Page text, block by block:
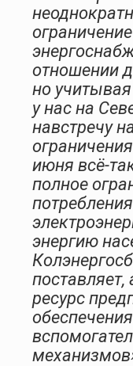
отношении
но
у нас на
навстречу
июня всё-
полное
потребления
энергию
поставляет,
ресурс